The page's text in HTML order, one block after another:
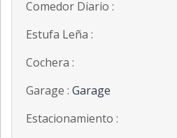
Comedor Diario :
Estufa Leña :
Cochera :
Garage : Garage
Estacionamiento :